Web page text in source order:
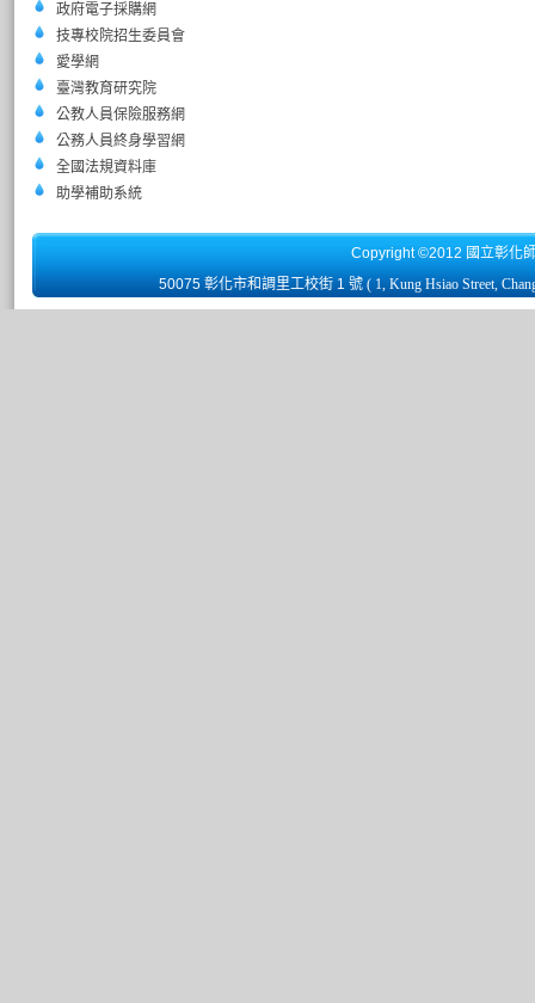
政府電子採購網
技專校院招生委員會
愛學網
臺灣教育研究院
公教人員保險服務網
公務人員終身學習網
全國法規資料庫
助學補助系統
Copyright ©2012 國立彰化
50075 彰化市和調里工校街 1 號 ( 1, Kung Hsiao Street,